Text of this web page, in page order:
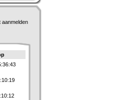
aanmelden